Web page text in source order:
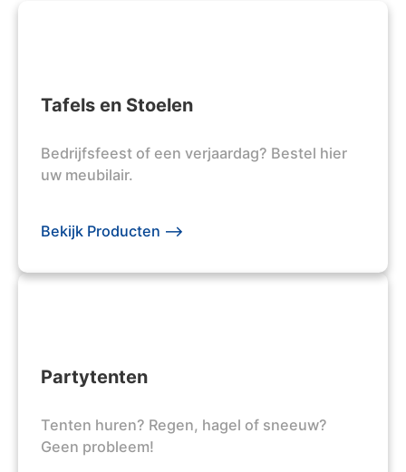
Tafels en Stoelen
Bedrijfsfeest of een verjaardag? Bestel hier
uw meubilair.
Bekijk Producten -->
Partytenten
Tenten huren? Regen, hagel of sneeuw?
Geen probleem!